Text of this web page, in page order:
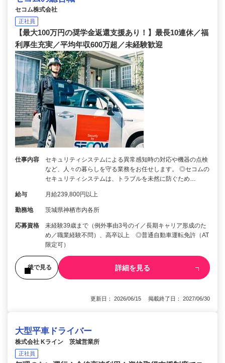
セコム株式会社
正社員
【最大100万円の奨学金返還支援あり！】最長10連休／福
利厚生充実／平均年収600万超／未経験歓迎
仕事内容
セキュリティシステムによる異常感知時の対応や機器の点検
など、人々の暮らしを守る業務をお任せします。 ◎セコムの
セキュリティシステムは、トラブルを未然に防ぐため…
給与 月給239,800円以上
勤務地 茨城県神栖市内各所
応募資格
未経験39歳まで（例外事由3号のイ／長期キャリア形成のた
め／職業経験不問）、高卒以上 ◎普通自動車運転免許（AT
限定可）
後で見る 詳細を見る
更新日： 2026/06/15 掲載終了日： 2027/06/30
大型平車ドライバー
株式会社 Kライン 茨城営業所
正社員